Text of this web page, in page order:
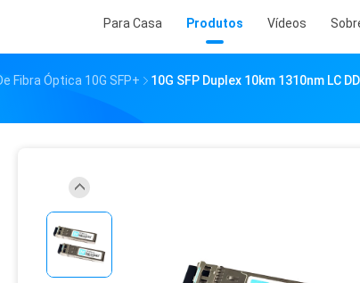
Para Casa Produtos Vídeos
Fibra Óptica 10G SFP+
10G SFP Duplex 10km 1310nm LC